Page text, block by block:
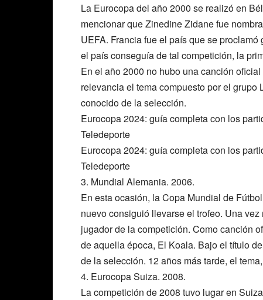
La Eurocopa del año 2000 se realizó en
mencionar que Zinedine Zidane fue
UEFA. Francia fue el país que se
el país conseguía de tal competición, la
En el año 2000 no hubo una canción
relevancia el tema compuesto por el
conocido de la selección.
Eurocopa 2024: guía completa con los
Teledeporte
Eurocopa 2024: guía completa con los
Teledeporte
3. Mundial Alemania. 2006.
En esta ocasión, la Copa Mundial de
nuevo consiguió llevarse el trofeo. Una
jugador de la competición. Como canción
de aquella época, El Koala. Bajo el título
de la selección. 12 años más tarde, el
4. Eurocopa Suiza. 2008.
La competición de 2008 tuvo lugar en